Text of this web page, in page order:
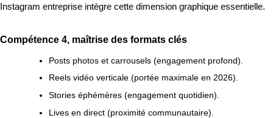
Instagram entreprise intègre cette dimension graphique essentielle.
Compétence 4, maîtrise des formats clés
Posts photos et carrousels (engagement profond).
Reels vidéo verticale (portée maximale en 2026).
Stories éphémères (engagement quotidien).
Lives en direct (proximité communautaire).